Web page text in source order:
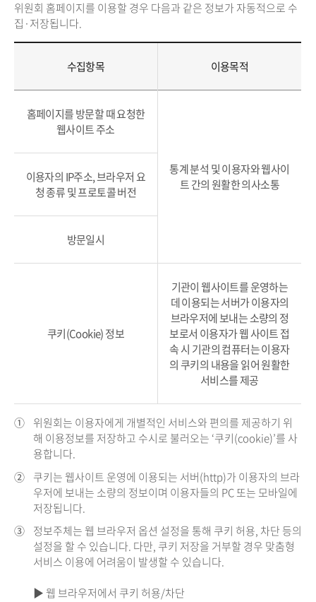
위원회 홈페이지를 이용할 경우 다음과 같은 정보가 자동적으로 수
집·저장됩니다.
수집항목 이용목적
홈페이지를 방문할 때 요청한
웹사이트 주소
통계 분석 및 이용자와 웹사이
트 간의 원활한 의사소통
이용자의 IP주소, 브라우저 요
청 종류 및 프로토콜 버전
방문일시
쿠키(Cookie) 정보
기관이 웹사이트를 운영하는
데 이용되는 서버가 이용자의
브라우저에 보내는 소량의 정
보로서 이용자가 웹 사이트 접
속 시 기관의 컴퓨터는 이용자
의 쿠키의 내용을 읽어 원활한
서비스를 제공
① 위원회는 이용자에게 개별적인 서비스와 편의를 제공하기 위
해 이용정보를 저장하고 수시로 불러오는 ‘쿠키(cookie)’를 사
용합니다.
② 쿠키는 웹사이트 운영에 이용되는 서버(http)가 이용자의 브라
우저에 보내는 소량의 정보이며 이용자들의 PC 또는 모바일에
저장됩니다.
③ 정보주체는 웹 브라우저 옵션 설정을 통해 쿠키 허용, 차단 등의
설정을 할 수 있습니다. 다만, 쿠키 저장을 거부할 경우 맞춤형
서비스 이용에 어려움이 발생할 수 있습니다.
▶ 웹 브라우저에서 쿠키 허용/차단